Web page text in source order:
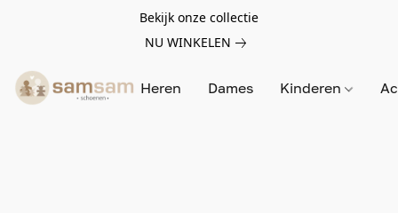
Bekijk onze collectie
NU WINKELEN
Heren Dames Kinderen